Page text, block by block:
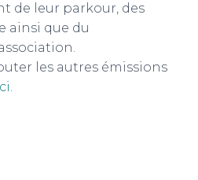
de leur parkour, des
ainsi que du
les autres émissions